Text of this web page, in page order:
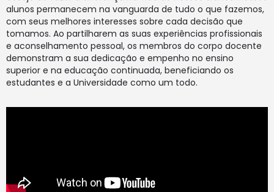
alunos permanecem na vanguarda de tudo o que fazemos,
com seus melhores interesses sobre cada decisão que
tomamos. Ao partilharem as suas experiências profissionais
e aconselhamento pessoal, os membros do corpo docente
demonstram a sua dedicação e empenho no ensino
superior e na educação continuada, beneficiando os
estudantes e a Universidade como um todo.